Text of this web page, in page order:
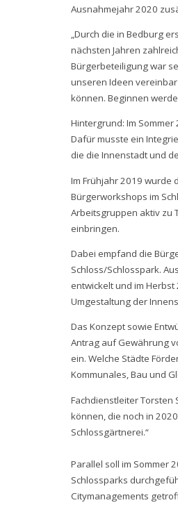
Ausnahmejahr 2020
„Durch die in Bedburg
nächsten Jahren
Bürgerbeteiligung war
unseren Ideen
können. Beginnen
Hintergrund: Im
Dafür musste ein
die die Innenstadt und
Im Frühjahr 2019 wurde
Bürgerworkshops im
Arbeitsgruppen aktiv zu
einbringen.
Dabei empfand die
Schloss/Schlosspark.
entwickelt und im
Umgestaltung der
Das Konzept sowie
Antrag auf Gewährung
ein. Welche Städte
Kommunales, Bau und
Fachdienstleiter Torsten
können, die noch in
Schlossgärtnerei.“
Parallel soll im Sommer
Schlossparks
Citymanagements